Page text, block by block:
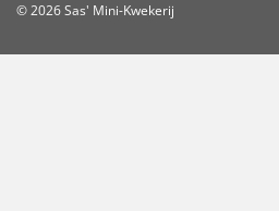
© 2026 Sas' Mini-Kwekerij